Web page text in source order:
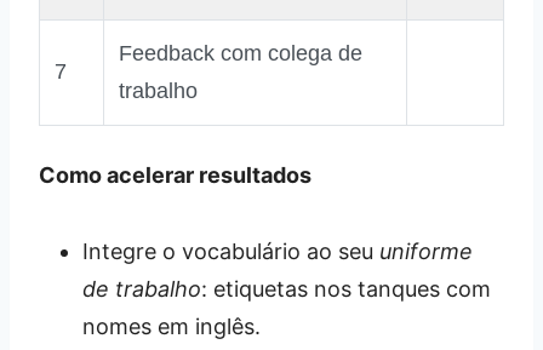
7
Feedback com colega de
trabalho
Como acelerar resultados
Integre o vocabulário ao seu uniforme
de trabalho: etiquetas nos tanques com
nomes em inglês.